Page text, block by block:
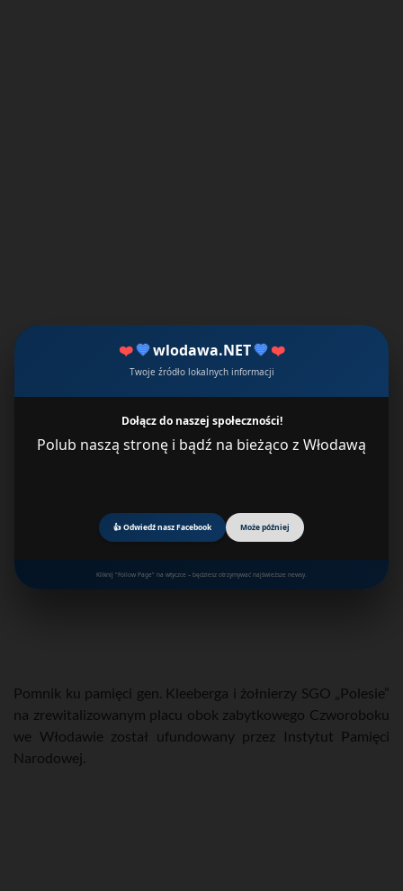
❤️ 💙wlodawa.NET 💙❤️
Twoje źródło lokalnych informacji
Dołącz do naszej społeczności!
Polub naszą stronę i bądź na bieżąco z Włodawą
👍 Odwiedź nasz Facebook Może później
Kliknij "Follow Page" na wtyczce – będziesz otrzymywać najświeższe newsy.
Pomnik ku pamięci gen. Kleeberga i żołnierzy SGO „Polesie”
na zrewitalizowanym placu obok zabytkowego Czworoboku
we Włodawie został ufundowany przez Instytut Pamięci
Narodowej.